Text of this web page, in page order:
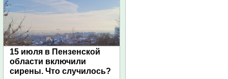
15 июля в Пензенской
области включили
сирены. Что случилось?